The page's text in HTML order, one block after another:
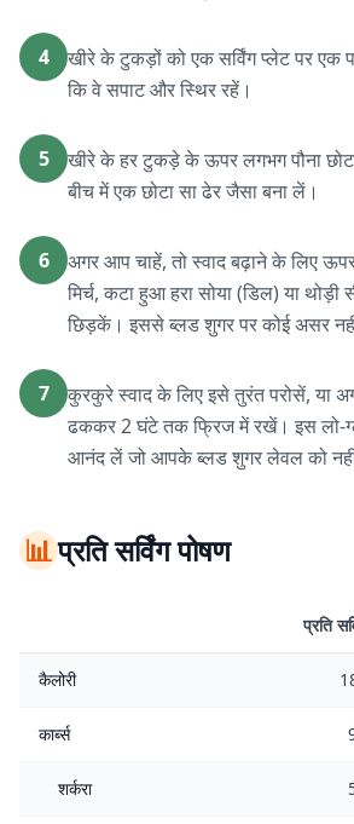
4
खीरे के टुकड़ों को एक सर्विंग प्लेट पर एक
कि वे सपाट और स्थिर रहें।
5
खीरे के हर टुकड़े के ऊपर लगभग पौना
बीच में एक छोटा सा ढेर जैसा बना लें।
6
अगर आप चाहें, तो स्वाद बढ़ाने के लिए
मिर्च, कटा हुआ हरा सोया (डिल) या थोड़ी
छिड़कें। इससे ब्लड शुगर पर कोई असर
7
कुरकुरे स्वाद के लिए इसे तुरंत परोसें, या
ढककर 2 घंटे तक फ्रिज में रखें। इस लो-
आनंद लें जो आपके ब्लड शुगर लेवल को नहीं
📊प्रति सर्विंग पोषण
प्रति
कैलोरी
कार्ब्स
शर्करा